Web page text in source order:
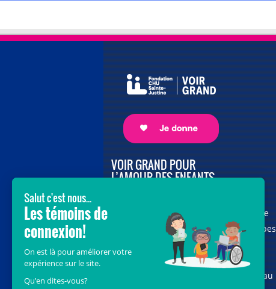
VOIR GRAND POUR
L’AMOUR DES ENFANTS
vous au cœur de la campagne majeure
Voir Grand, nous conduisons les équipes
soignantes vers les opportunités de la
science et des nouvelles technologies
pour que chaque enfant, où qu’il soit au